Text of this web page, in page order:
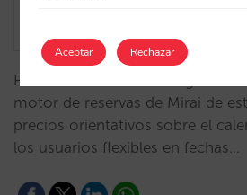
Presentamos una de las grandes
motor de reservas de Mirai de
precios orientativos sobre el
los usuarios flexibles en fechas…
Aceptar Rechazar